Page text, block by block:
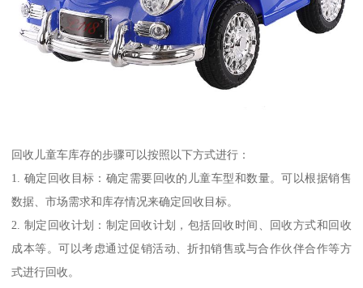
回收儿童车库存的步骤可以按照以下方式进行：
1. 确定回收目标：确定需要回收的儿童车型和数量。可以根据销售
数据、市场需求和库存情况来确定回收目标。
2. 制定回收计划：制定回收计划，包括回收时间、回收方式和回收
成本等。可以考虑通过促销活动、折扣销售或与合作伙伴合作等方
式进行回收。